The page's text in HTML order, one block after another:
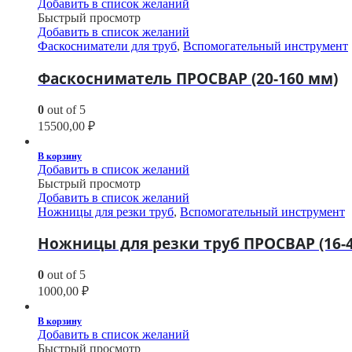
Добавить в список желаний
Быстрый просмотр
Добавить в список желаний
Фаскосниматели для труб, Вспомогательный инструмент
Фаскосниматель ПРОСВАР (20-160 мм)
0 out of 5
15500,00 ₽
В корзину
Добавить в список желаний
Быстрый просмотр
Добавить в список желаний
Ножницы для резки труб, Вспомогательный инструмент
Ножницы для резки труб ПРОСВАР (16-
0 out of 5
1000,00 ₽
В корзину
Добавить в список желаний
Быстрый просмотр